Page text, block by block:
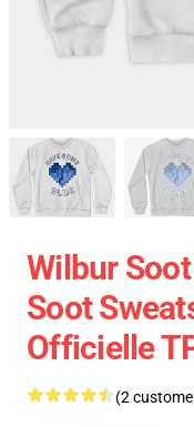
Wilbur
Soot
Officielle
(2